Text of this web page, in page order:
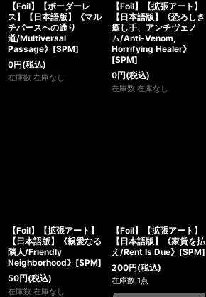
【Foil】【ボーダーレ
ス】【日本語版】《マル
チバースへの通り
道/Multiversal
Passage》[SPM]
0円(税込)
在庫数 在庫なし
【Foil】【拡張アート】
【日本語版】《恐ろしき
癒し手、アンチヴェノ
ム/Anti-Venom,
Horrifying Healer》
[SPM]
0円(税込)
在庫数 在庫なし
【Foil】【拡張アート】
【日本語版】《親愛なる
隣人/Friendly
Neighborhood》[SPM]
50円(税込)
在庫数 在庫なし
【Foil】【拡張アート】
【日本語版】《家賃を払
え/Rent Is Due》[SPM]
200円(税込)
在庫数 1点